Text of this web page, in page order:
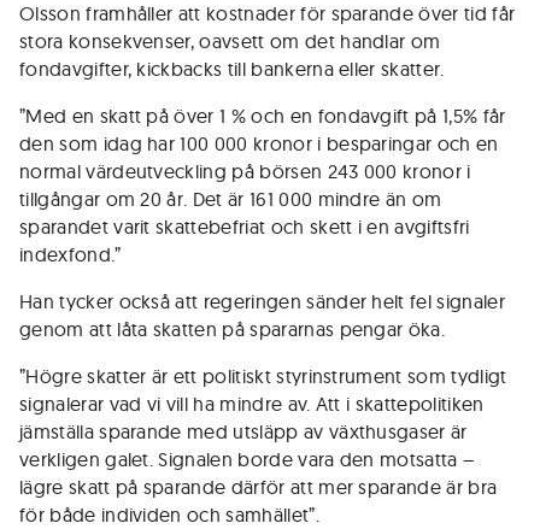
Olsson framhåller att kostnader för sparande över tid får
stora konsekvenser, oavsett om det handlar om
fondavgifter, kickbacks till bankerna eller skatter.
”Med en skatt på över 1 % och en fondavgift på 1,5% får
den som idag har 100 000 kronor i besparingar och en
normal värdeutveckling på börsen 243 000 kronor i
tillgångar om 20 år. Det är 161 000 mindre än om
sparandet varit skattebefriat och skett i en avgiftsfri
indexfond.”
Han tycker också att regeringen sänder helt fel signaler
genom att låta skatten på spararnas pengar öka.
”Högre skatter är ett politiskt styrinstrument som tydligt
signalerar vad vi vill ha mindre av. Att i skattepolitiken
jämställa sparande med utsläpp av växthusgaser är
verkligen galet. Signalen borde vara den motsatta –
lägre skatt på sparande därför att mer sparande är bra
för både individen och samhället”.